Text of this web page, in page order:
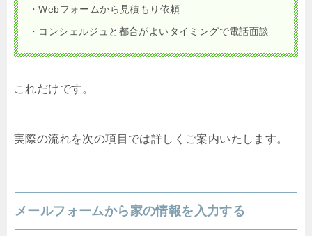
・Webフォームから見積もり依頼
・コンシェルジュと都合がよいタイミングで電話面談
これだけです。
実際の流れを次の項目では詳しくご案内いたします。
メールフォームから家の情報を入力する